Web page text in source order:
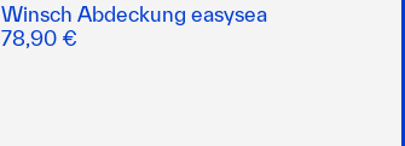
Winsch Abdeckung easysea
78,90 €